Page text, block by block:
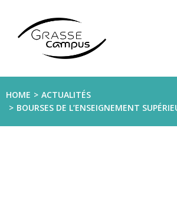
HOME
ACTUALITÉS
BOURSES DE L’ENSEIGNEMENT